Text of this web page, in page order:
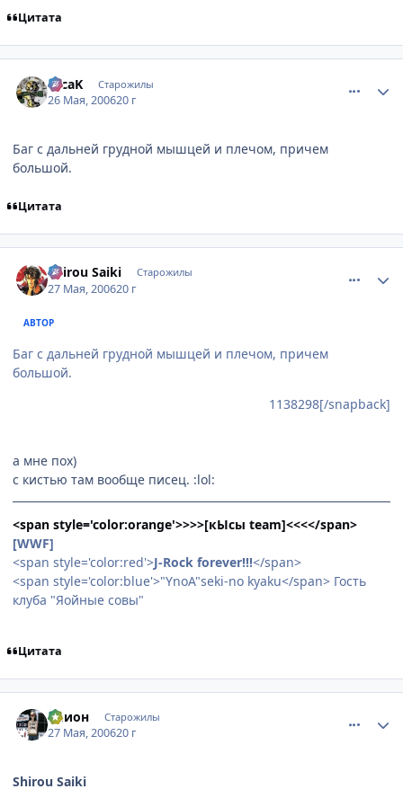
Цитата
TecaK Старожилы
26 Мая, 200620 г
Баг с дальней грудной мышцей и плечом, причем
большой.
Цитата
Shirou Saiki Старожилы
27 Мая, 200620 г
АВТОР
Баг с дальней грудной мышцей и плечом, причем
большой.
1138298[/snapback]
а мне пох)
с кистью там вообще писец. :lol:
<span style='color:orange'>>>>[кЫсы team]<<<</span>
[WWF]
<span style='color:red'>J-Rock forever!!!</span>
<span style='color:blue'>"YnoA"seki-no kyaku</span> Гость
клуба "Яойные совы"
Цитата
Элион Старожилы
27 Мая, 200620 г
Shirou Saiki